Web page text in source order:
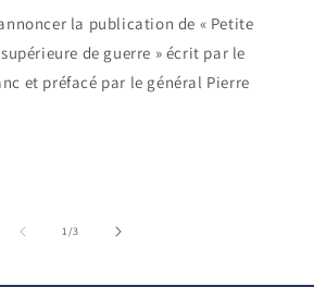
la publication de « Petite
de guerre » écrit par le
et préfacé par le général Pierre
1/de
3